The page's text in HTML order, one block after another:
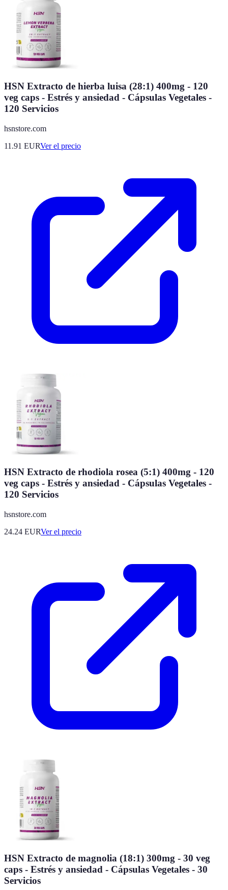
HSN Extracto de hierba luisa (28:1) 400mg - 120
veg caps - Estrés y ansiedad - Cápsulas Vegetales -
120 Servicios
hsnstore.com
11.91 EURVer el precio
HSN Extracto de rhodiola rosea (5:1) 400mg - 120
veg caps - Estrés y ansiedad - Cápsulas Vegetales -
120 Servicios
hsnstore.com
24.24 EURVer el precio
HSN Extracto de magnolia (18:1) 300mg - 30 veg
caps - Estrés y ansiedad - Cápsulas Vegetales - 30
Servicios